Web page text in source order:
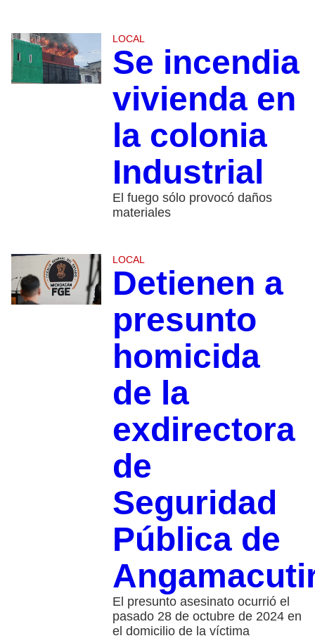
LOCAL
Se incendia
vivienda en
la colonia
Industrial
El fuego sólo provocó daños
materiales
LOCAL
Detienen a
presunto
homicida
de la
exdirectora
de
Seguridad
Pública de
El presunto asesinato ocurrió el
pasado 28 de octubre de 2024 en
el domicilio de la víctima